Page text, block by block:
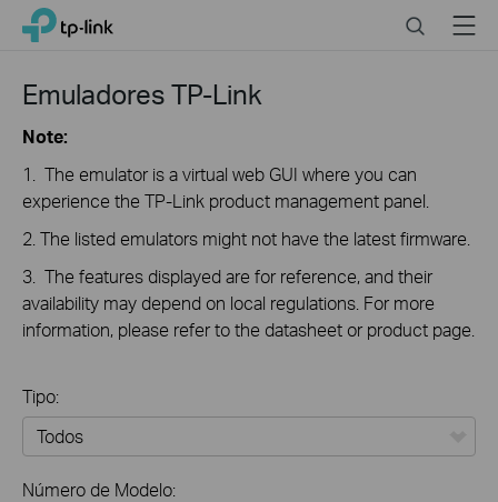
Click
navigation
TP-Link, Reliably Smart SearchMenu
Emuladores TP-Link
Note:
1. The emulator is a virtual web GUI where you can
experience the TP-Link product management panel.
2. The listed emulators might not have the latest firmware.
3. The features displayed are for reference, and their
availability may depend on local regulations. For more
information, please refer to the datasheet or product page.
Tipo:
Número de Modelo: